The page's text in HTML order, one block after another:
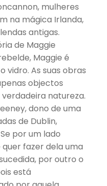
mulheres
na mágica Irlanda,
antigas.
de Maggie
Maggie é
vidro. As suas obras
objectos
verdadeira natureza.
dono de uma
de Dublin,
por um lado
quer fazer dela uma
por outro o
está